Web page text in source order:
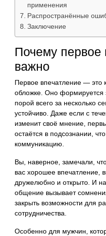
применения
Распространённые
Заключение
Почему первое
важно
Первое впечатление — это
обложке. Оно формируется
порой всего за несколько
устойчиво. Даже если с
изменит своё мнение,
остаётся в подсознании,
коммуникацию.
Вы, наверное, замечали,
вас хорошее впечатление,
дружелюбно и открыто. И
общение вызывает
закрыть возможности для
сотрудничества.
Особенно для мужчин,